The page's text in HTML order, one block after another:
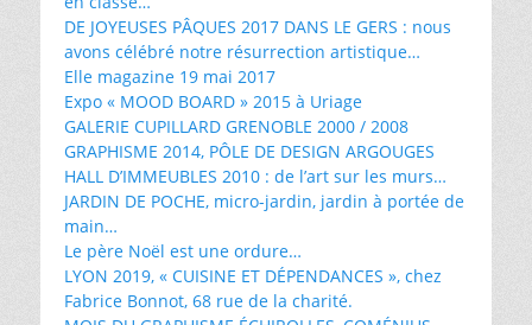
DE JOYEUSES PÂQUES 2017 DANS LE GERS : nous
avons célébré notre résurrection artistique…
Elle magazine 19 mai 2017
Expo « MOOD BOARD » 2015 à Uriage
GALERIE CUPILLARD GRENOBLE 2000 / 2008
GRAPHISME 2014, PÔLE DE DESIGN ARGOUGES
HALL D’IMMEUBLES 2010 : de l’art sur les murs…
JARDIN DE POCHE, micro-jardin, jardin à portée de
main…
Le père Noël est une ordure…
LYON 2019, « CUISINE ET DÉPENDANCES », chez
Fabrice Bonnot, 68 rue de la charité.